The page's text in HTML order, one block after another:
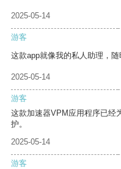
2025-05-14
游客
这款app就像我的私人助理，随
2025-05-14
游客
这款加速器VPM应用程序已经
护。
2025-05-14
游客